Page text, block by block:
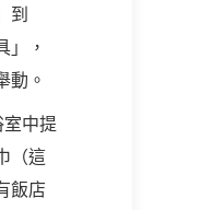
到
」，
動。
中提
（這
飯店